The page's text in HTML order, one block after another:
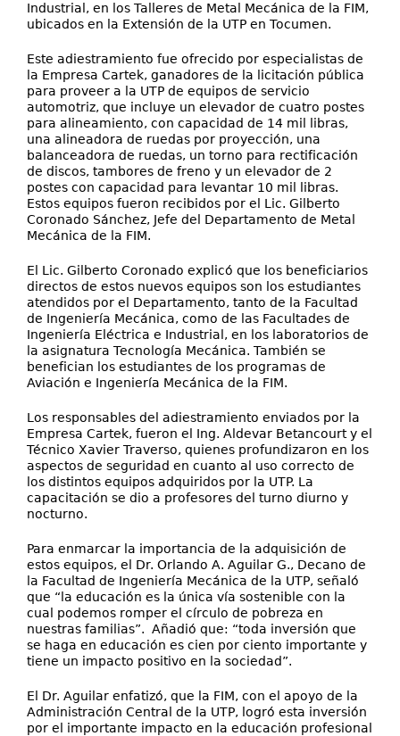
Industrial, en los Talleres de Metal Mecánica de la FIM,
ubicados en la Extensión de la UTP en Tocumen.
Este adiestramiento fue ofrecido por especialistas de
la Empresa Cartek, ganadores de la licitación pública
para proveer a la UTP de equipos de servicio
automotriz, que incluye un elevador de cuatro postes
para alineamiento, con capacidad de 14 mil libras,
una alineadora de ruedas por proyección, una
balanceadora de ruedas, un torno para rectificación
de discos, tambores de freno y un elevador de 2
postes con capacidad para levantar 10 mil libras.
Estos equipos fueron recibidos por el Lic. Gilberto
Coronado Sánchez, Jefe del Departamento de Metal
Mecánica de la FIM.
El Lic. Gilberto Coronado explicó que los beneficiarios
directos de estos nuevos equipos son los estudiantes
atendidos por el Departamento, tanto de la Facultad
de Ingeniería Mecánica, como de las Facultades de
Ingeniería Eléctrica e Industrial, en los laboratorios de
la asignatura Tecnología Mecánica. También se
benefician los estudiantes de los programas de
Aviación e Ingeniería Mecánica de la FIM.
Los responsables del adiestramiento enviados por la
Empresa Cartek, fueron el Ing. Aldevar Betancourt y el
Técnico Xavier Traverso, quienes profundizaron en los
aspectos de seguridad en cuanto al uso correcto de
los distintos equipos adquiridos por la UTP. La
capacitación se dio a profesores del turno diurno y
nocturno.
Para enmarcar la importancia de la adquisición de
estos equipos, el Dr. Orlando A. Aguilar G., Decano de
la Facultad de Ingeniería Mecánica de la UTP, señaló
que “la educación es la única vía sostenible con la
cual podemos romper el círculo de pobreza en
nuestras familias”. Añadió que: “toda inversión que
se haga en educación es cien por ciento importante y
tiene un impacto positivo en la sociedad”.
El Dr. Aguilar enfatizó, que la FIM, con el apoyo de la
Administración Central de la UTP, logró esta inversión
por el importante impacto en la educación profesional